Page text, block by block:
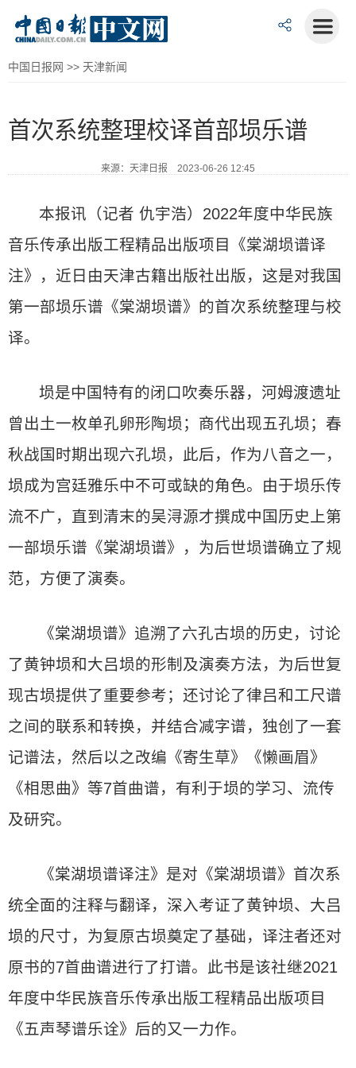
中国日报网 >> 天津新闻
首次系统整理校译首部埙乐谱
来源：天津日报 2023-06-26 12:45
本报讯（记者 仇宇浩）2022年度中华民族
音乐传承出版工程精品出版项目《棠湖埙谱译
注》，近日由天津古籍出版社出版，这是对我国
第一部埙乐谱《棠湖埙谱》的首次系统整理与校
译。
埙是中国特有的闭口吹奏乐器，河姆渡遗址
曾出土一枚单孔卵形陶埙；商代出现五孔埙；春
秋战国时期出现六孔埙，此后，作为八音之一，
埙成为宫廷雅乐中不可或缺的角色。由于埙乐传
流不广，直到清末的吴浔源才撰成中国历史上第
一部埙乐谱《棠湖埙谱》，为后世埙谱确立了规
范，方便了演奏。
《棠湖埙谱》追溯了六孔古埙的历史，讨论
了黄钟埙和大吕埙的形制及演奏方法，为后世复
现古埙提供了重要参考；还讨论了律吕和工尺谱
之间的联系和转换，并结合减字谱，独创了一套
记谱法，然后以之改编《寄生草》《懒画眉》
《相思曲》等7首曲谱，有利于埙的学习、流传
及研究。
《棠湖埙谱译注》是对《棠湖埙谱》首次系
统全面的注释与翻译，深入考证了黄钟埙、大吕
埙的尺寸，为复原古埙奠定了基础，译注者还对
原书的7首曲谱进行了打谱。此书是该社继2021
年度中华民族音乐传承出版工程精品出版项目
《五声琴谱乐诠》后的又一力作。